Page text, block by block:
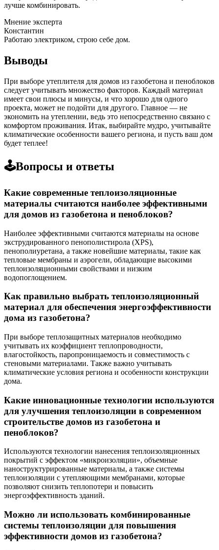
лучше комбинировать.
Мнение эксперта
Константин
Работаю электриком, строю себе дом.
Выводы
При выборе утеплителя для домов из газобетона и пеноблоков
следует учитывать множество факторов. Каждый материал
имеет свои плюсы и минусы, и что хорошо для одного
проекта, может не подойти для другого. Главное — не
экономить на утеплении, ведь это непосредственно связано с
комфортом проживания. Итак, выбирайте мудро, учитывайте
климатические особенности вашего региона, и пусть ваш дом
будет теплее!
🕹️Вопросы и ответы
Какие современные теплоизоляционные
материалы считаются наиболее эффективными
для домов из газобетона и пеноблоков?
Наиболее эффективными считаются материалы на основе
экструдированного пенополистирола (XPS),
пенополиуретана, а также новейшие материалы, такие как
тепловые мембраны и аэрогели, обладающие высокими
теплоизоляционными свойствами и низким
водопоглощением.
Как правильно выбрать теплоизоляционный
материал для обеспечения энергоэффективности
дома из газобетона?
При выборе теплозащитных материалов необходимо
учитывать их коэффициент теплопроводности,
влагостойкость, паропроницаемость и совместимость с
стеновыми материалами. Также важно учитывать
климатические условия региона и особенности конструкции
дома.
Какие инновационные технологии используются
для улучшения теплоизоляции в современном
строительстве домов из газобетона и
пеноблоков?
Используются технологии нанесения теплоизоляционных
покрытий с эффектом «микроизоляции», объемные
наноструктурированные материалы, а также системы
теплоизоляции с утепляющими мембранами, которые
позволяют снизить теплопотери и повысить
энергоэффективность зданий.
Можно ли использовать комбинированные
системы теплоизоляции для повышения
эффективности домов из газобетона?